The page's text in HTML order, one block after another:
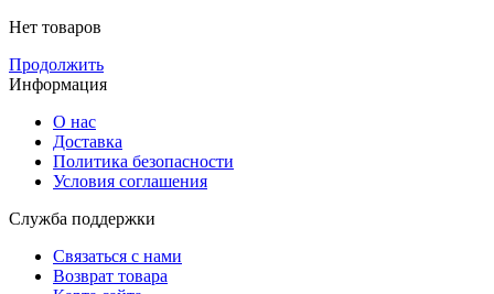
Нет товаров
Продолжить
Информация
О нас
Доставка
Политика безопасности
Условия соглашения
Служба поддержки
Связаться с нами
Возврат товара